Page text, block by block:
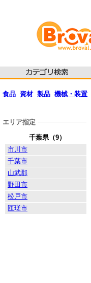
食品 資材 製品 機械・装置
エリア指定
千葉県（9）
市川市
千葉市
山武郡
野田市
松戸市
匝瑳市